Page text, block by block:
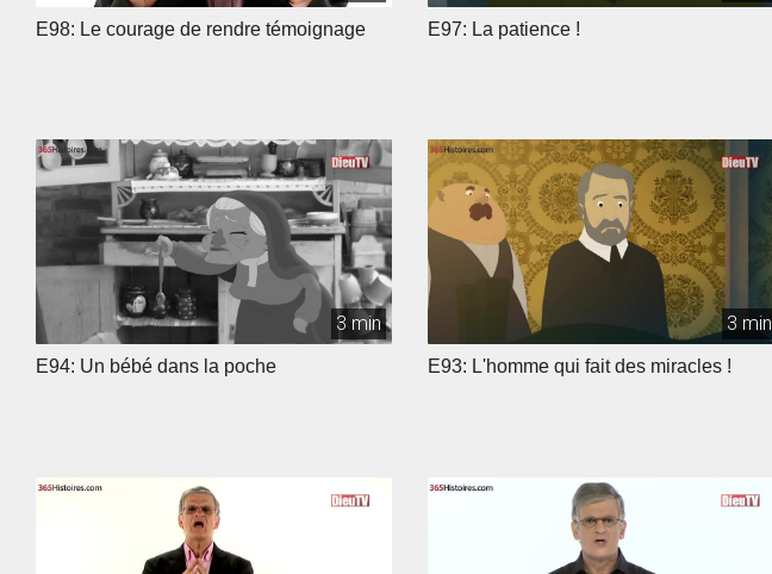
E98: Le courage de rendre témoignage E97: La patience !
3 min
E94: Un bébé dans la poche
3 min
E93: L'homme qui fait des miracles !